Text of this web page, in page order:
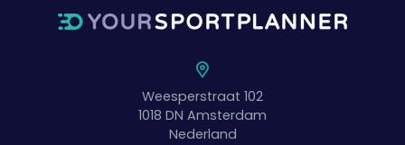
Weesperstraat 102
1018 DN Amsterdam
Nederland